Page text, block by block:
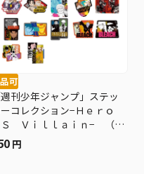
可
週刊少年ジャンプ」ステッ
コレクション−Ｈｅｒｏ
Ｓ Ｖｉｌｌａｉｎ− （全
種／ランダム２種入
ＢＤ４−ＪＦ
円